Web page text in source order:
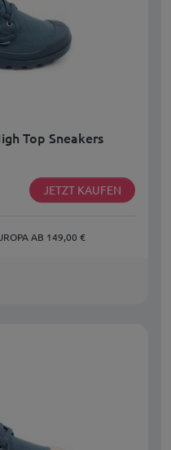
Top Sneakers
JETZT KAUFEN
AB 149,00 €